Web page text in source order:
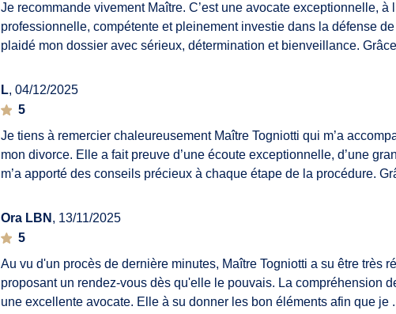
Je recommande vivement Maître. C’est une avocate exceptionnelle, à
professionnelle, compétente et pleinement investie dans la défense
plaidé mon dossier avec sérieux, détermination et bienveillance.
L, 04/12/2025
5
Je tiens à remercier chaleureusement Maître Togniotti qui m’a
mon divorce. Elle a fait preuve d’une écoute exceptionnelle, d’une
m’a apporté des conseils précieux à chaque étape de la procédure.
Ora LBN , 13/11/2025
5
Au vu d'un procès de dernière minutes, Maître Togniotti a su être très
proposant un rendez-vous dès qu'elle le pouvais. La compréhension
une excellente avocate. Elle à su donner les bon éléments afin que je